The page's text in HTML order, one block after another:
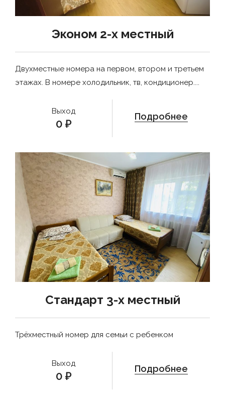
Эконом 2-х местный
Двухместные номера на первом, втором и третьем
этажах. В номере холодильник, тв, кондиционер....
Выход
0 ₽
Подробнее
Стандарт 3-х местный
Трёхместный номер для семьи с ребенком
Выход
0 ₽
Подробнее